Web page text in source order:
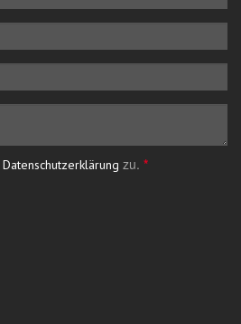
Datenschutzerklärung zu. *